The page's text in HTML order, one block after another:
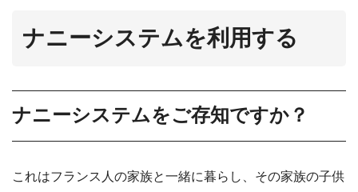
ナニーシステムを利用する
ナニーシステムをご存知ですか？
これはフランス人の家族と一緒に暮らし、その家族の子供